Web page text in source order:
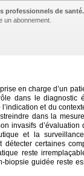
professionnels de santé.
un abonnement.
en charge d’un
dans le diagnostic
et du
dans la
invasifs
et la
certaines
reste
biopsie guidée reste